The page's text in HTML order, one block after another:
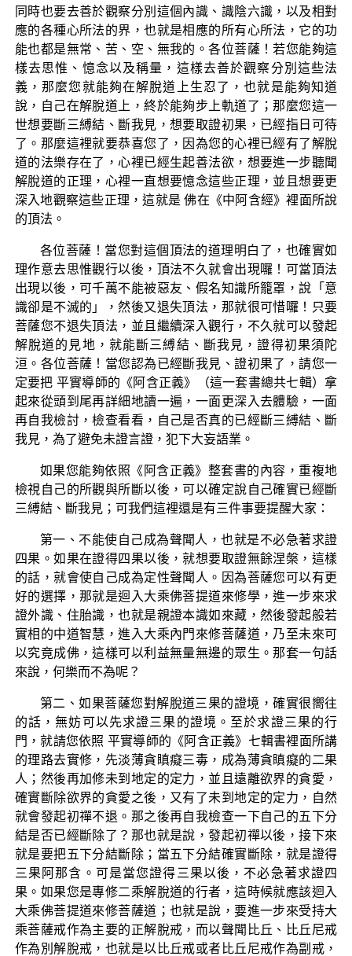
同時也要去善於觀察分別這個內識、識陰六識，以及相對
應的各種心所法的界，也就是相應的所有心所法，它的功
能也都是無常、苦、空、無我的。各位菩薩！若您能夠這
樣去思惟、憶念以及稱量，這樣去善於觀察分別這些法
義，那麼您就能夠在解脫道上生忍了，也就是能夠知道
說，自己在解脫道上，終於能夠步上軌道了；那麼您這一
世想要斷三縛結、斷我見，想要取證初果，已經指日可待
了。那麼這裡就要恭喜您了，因為您的心裡已經有了解脫
道的法樂存在了，心裡已經生起善法欲，想要進一步聽聞
解脫道的正理，心裡一直想要憶念這些正理，並且想要更
深入地觀察這些正理，這就是 佛在《中阿含經》裡面所說
的頂法。
各位菩薩！當您對這個頂法的道理明白了，也確實如
理作意去思惟觀行以後，頂法不久就會出現囉！可當頂法
出現以後，可千萬不能被惡友、假名知識所籠罩，說「意
識卻是不滅的」，然後又退失頂法，那就很可惜囉！只要
菩薩您不退失頂法，並且繼續深入觀行，不久就可以發起
解脫道的見地，就能斷三縛結、斷我見，證得初果須陀
洹。各位菩薩！當您認為已經斷我見、證初果了，請您一
定要把 平實導師的《阿含正義》（這一套書總共七輯）拿
起來從頭到尾再詳細地讀一遍，一面更深入去體驗，一面
再自我檢討，檢查看看，自己是否真的已經斷三縛結、斷
我見，為了避免未證言證，犯下大妄語業。
如果您能夠依照《阿含正義》整套書的內容，重複地
檢視自己的所觀與所斷以後，可以確定說自己確實已經斷
三縛結、斷我見；可我們這裡還是有三件事要提醒大家：
第一、不能使自己成為聲聞人，也就是不必急著求證
四果。如果在證得四果以後，就想要取證無餘涅槃，這樣
的話，就會使自己成為定性聲聞人。因為菩薩您可以有更
好的選擇，那就是迴入大乘佛菩提道來修學，進一步來求
證外識、住胎識，也就是親證本識如來藏，然後發起般若
實相的中道智慧，進入大乘內門來修菩薩道，乃至未來可
以究竟成佛，這樣可以利益無量無邊的眾生。那套一句話
來說，何樂而不為呢？
第二、如果菩薩您對解脫道三果的證境，確實很嚮往
的話，無妨可以先求證三果的證境。至於求證三果的行
門，就請您依照 平實導師的《阿含正義》七輯書裡面所講
的理路去實修，先淡薄貪瞋癡三毒，成為薄貪瞋癡的二果
人；然後再加修未到地定的定力，並且遠離欲界的貪愛，
確實斷除欲界的貪愛之後，又有了未到地定的定力，自然
就會發起初禪不退。那之後再自我檢查一下自己的五下分
結是否已經斷除了？那也就是說，發起初禪以後，接下來
就是要把五下分結斷除；當五下分結確實斷除，就是證得
三果阿那含。可是當您證得三果以後，不必急著求證四
果。如果您是專修二乘解脫道的行者，這時候就應該迴入
大乘佛菩提道來修菩薩道；也就是說，要進一步來受持大
乘菩薩戒作為主要的正解脫戒，而以聲聞比丘、比丘尼戒
作為別解脫戒，也就是以比丘戒或者比丘尼戒作為副戒，